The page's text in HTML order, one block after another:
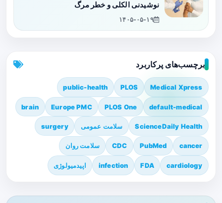
نوشیدنی الکلی و خطر مرگ
۱۴۰۵-۰۵-۱۹
برچسب‌های پرکاربرد
Medical Xpress
PLOS
public-health
default-medical
PLOS One
Europe PMC
brain
ScienceDaily Health سلامت عمومی surgery
cancer
PubMed
CDC سلامت روان
cardiology
FDA
infection اپیدمیولوژی